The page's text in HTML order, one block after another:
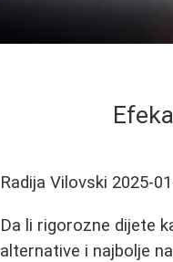
Radija Vilovski 2025-
Da li rigorozne dijete
alternative i najbolje